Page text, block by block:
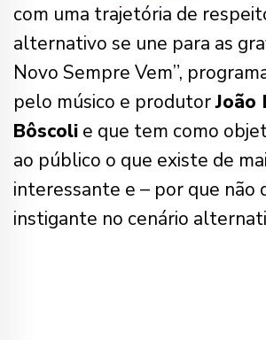
com uma trajetória de
alternativo se une para as
Novo Sempre Vem”,
pelo músico e produtorJoão
Bôscoli e que tem como
ao público o que existe de
interessante e – por que não
instigante no cenário